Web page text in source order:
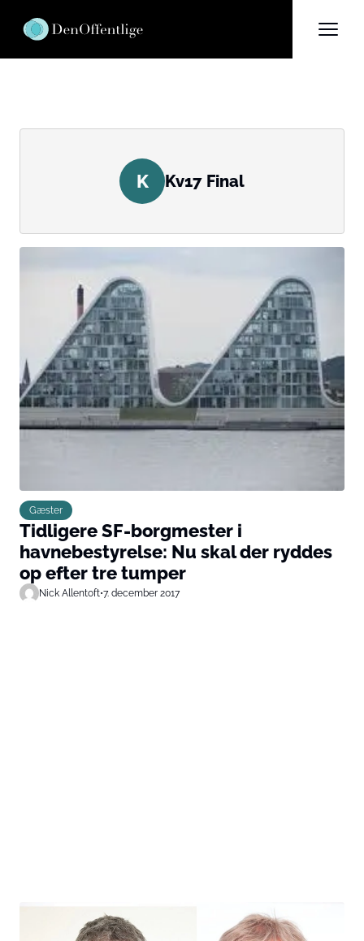
K Kv17 Final
Gæster
Tidligere SF-borgmester i
havnebestyrelse: Nu skal der ryddes
op efter tre tumper
Nick Allentoft•7. december 2017